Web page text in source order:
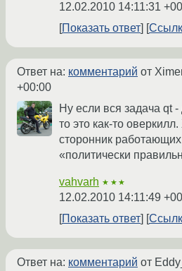
12.02.2010 14:11:31
Показать ответ
Ответ на: комментарий от
+00:00
Ну если вся задача qt -
то это как-то
сторонник
«политически
vahvarh ★★★
12.02.2010 14:11:49
Показать ответ
Ответ на: комментарий от